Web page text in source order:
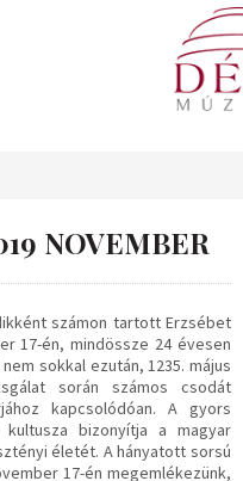
NOVEMBER
számon tartott Erzsébet
17-én, mindössze 24 évesen
sokkal ezután, 1235. május
során számos csodát
kapcsolódóan. A gyors
bizonyítja a magyar
életét. A hányatott sorsú
17-én megemlékezünk,